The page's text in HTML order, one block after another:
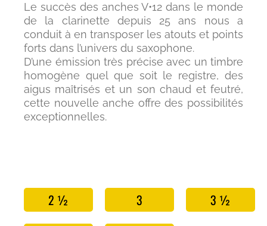
Le succès des anches V•12 dans le monde
de la clarinette depuis 25 ans nous a
conduit à en transposer les atouts et points
forts dans l’univers du saxophone.
D’une émission très précise avec un timbre
homogène quel que soit le registre, des
aigus maîtrisés et un son chaud et feutré,
cette nouvelle anche offre des possibilités
exceptionnelles.
2 ½ 3
3 ½